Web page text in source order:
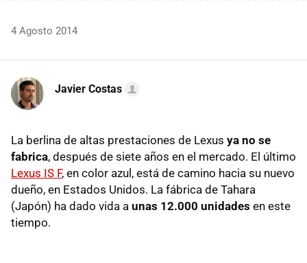
4 Agosto 2014
Javier Costas
La berlina de altas prestaciones de Lexus ya no se
fabrica, después de siete años en el mercado. El último
Lexus IS F, en color azul, está de camino hacia su nuevo
dueño, en Estados Unidos. La fábrica de Tahara
(Japón) ha dado vida a unas 12.000 unidades en este
tiempo.